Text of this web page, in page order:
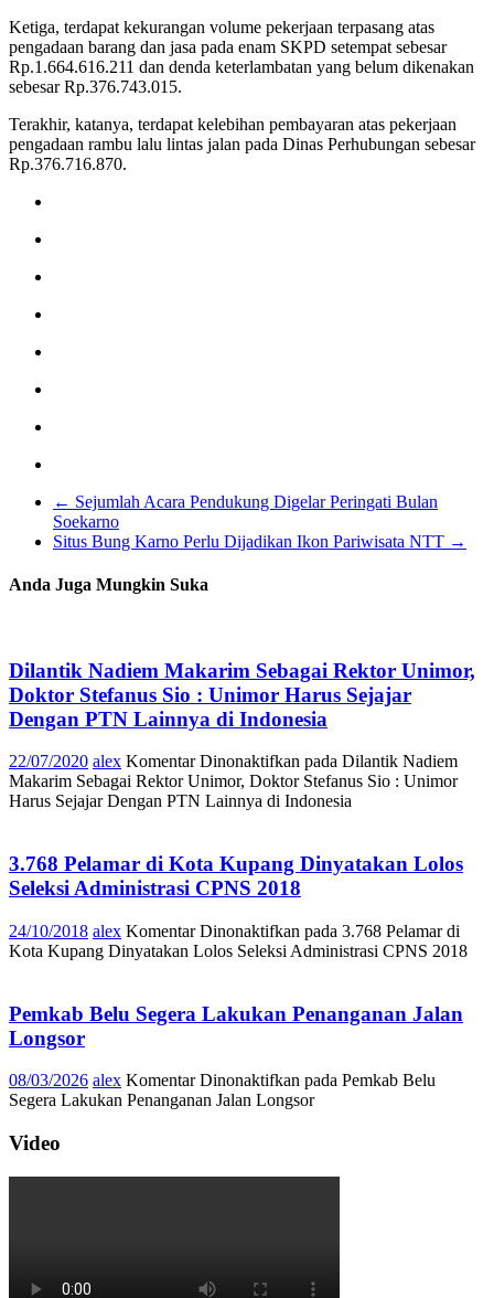
Ketiga, terdapat kekurangan volume pekerjaan terpasang atas
pengadaan barang dan jasa pada enam SKPD setempat sebesar
Rp.1.664.616.211 dan denda keterlambatan yang belum dikenakan
sebesar Rp.376.743.015.
Terakhir, katanya, terdapat kelebihan pembayaran atas pekerjaan
pengadaan rambu lalu lintas jalan pada Dinas Perhubungan sebesar
Rp.376.716.870.
← Sejumlah Acara Pendukung Digelar Peringati Bulan
Soekarno
Situs Bung Karno Perlu Dijadikan Ikon Pariwisata NTT →
Anda Juga Mungkin Suka
Dilantik Nadiem Makarim Sebagai Rektor Unimor,
Doktor Stefanus Sio : Unimor Harus Sejajar
Dengan PTN Lainnya di Indonesia
22/07/2020 alex Komentar Dinonaktifkan pada Dilantik Nadiem
Makarim Sebagai Rektor Unimor, Doktor Stefanus Sio : Unimor
Harus Sejajar Dengan PTN Lainnya di Indonesia
3.768 Pelamar di Kota Kupang Dinyatakan Lolos
Seleksi Administrasi CPNS 2018
24/10/2018 alex Komentar Dinonaktifkan pada 3.768 Pelamar di
Kota Kupang Dinyatakan Lolos Seleksi Administrasi CPNS 2018
Pemkab Belu Segera Lakukan Penanganan Jalan
Longsor
08/03/2026 alex Komentar Dinonaktifkan pada Pemkab Belu
Segera Lakukan Penanganan Jalan Longsor
Video